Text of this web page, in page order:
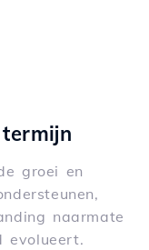
groei en
naarmate
evolueert.